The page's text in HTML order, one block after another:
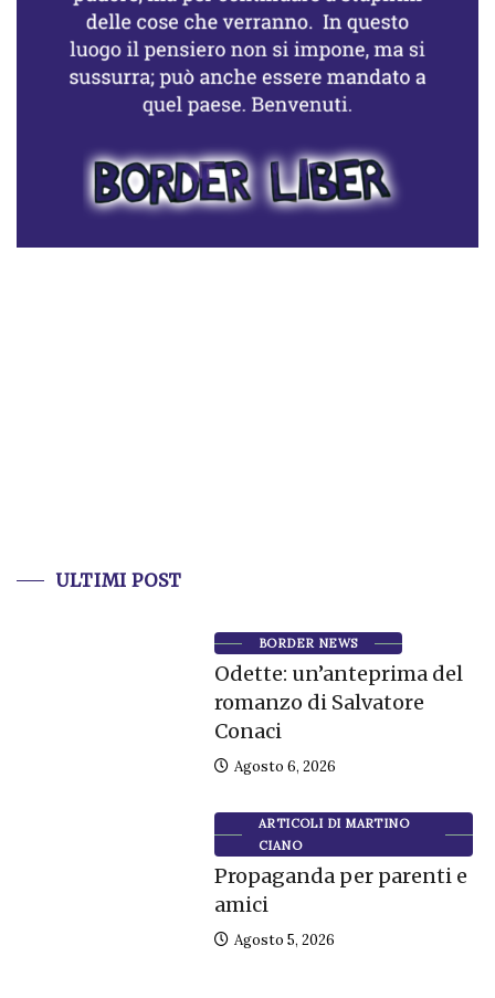
ULTIMI POST
BORDER NEWS
Odette: un’anteprima del
romanzo di Salvatore
Conaci
Agosto 6, 2026
ARTICOLI DI MARTINO
CIANO
Propaganda per parenti e
amici
Agosto 5, 2026